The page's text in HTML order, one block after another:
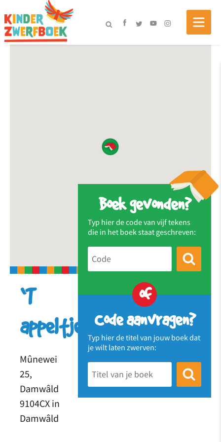
Boek gevonden?
Typ hier de code van vijf tekens
die in het boek staat geschreven:
of
Code aanvragen?
Typ hier de titel van jouw boek dat
je wilt laten zwerven:
‘T
appeltje
Mûnewei
25,
Damwâld
9104CX in
Damwâld